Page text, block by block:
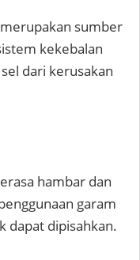
sumber
kekebalan
dari kerusakan
hambar dan
garam
dapat dipisahkan.